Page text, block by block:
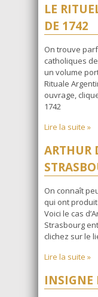
LE
DE 1742
On trouve
catholiques
un volume
Rituale
ouvrage,
1742
Lire la suite »
ARTHUR
On connaît
qui ont
Voici le cas
Strasbourg
clichez sur le
Lire la suite »
INSIGNE